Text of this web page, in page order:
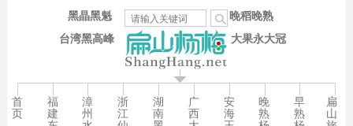
台湾黑高峰
晚稻晚熟
大果永大冠
黑晶黑魁
首
页
福
建
漳
州
浙
江
湖
南
广
西
安
海
晚
熟
早
熟
扁
山